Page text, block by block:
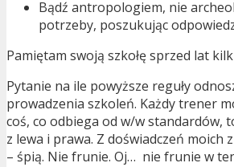
Bądź antropologiem, nie
potrzeby, poszukując
Pamiętam swoją szkołę sprzed lat
Pytanie na ile powyższe reguły
prowadzenia szkoleń. Każdy trener
coś, co odbiega od w/w standardów,
z lewa i prawa. Z doświadczeń moich
– śpią. Nie frunie. Oj… nie frunie w